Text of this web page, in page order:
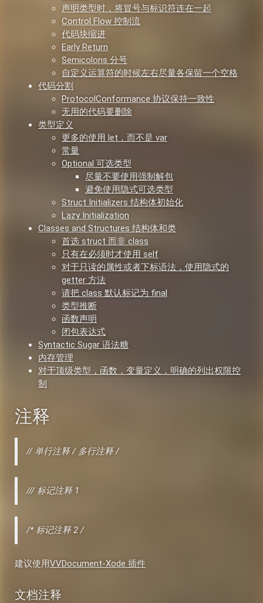
声明类型时，将冒号与标识符连在一起
Control Flow 控制流
代码块缩进
Early Return
Semicolons 分号
自定义运算符的时候左右尽量各保留一个空格
代码分割
ProtocolConformance 协议保持一致性
无用的代码要删除
类型定义
更多的使用 let，而不是 var
常量
Optional 可选类型
尽量不要使用强制解包
避免使用隐式可选类型
Struct Initializers 结构体初始化
Lazy Initialization
Classes and Structures 结构体和类
首选 struct 而非 class
只有在必须时才使用 self
对于只读的属性或者下标语法，使用隐式的
getter 方法
请把 class 默认标记为 final
类型推断
函数声明
闭包表达式
Syntactic Sugar 语法糖
内存管理
对于顶级类型，函数，变量定义，明确的列出权限控
制
注释
// 单行注释 / 多行注释/
/// 标记注释 1
/* 标记注释 2/
建议使用VVDocument-Xode 插件
文档注释